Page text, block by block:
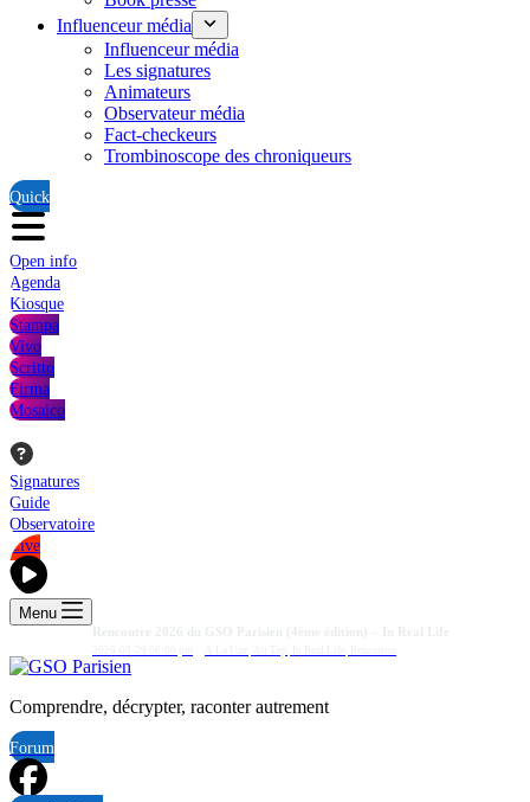
Influenceur média
Influenceur média
Les signatures
Animateurs
Observateur média
Fact-checkeurs
Trombinoscope des chroniqueurs
Quick
Open info
Agenda
Kiosque
Stampa
Vivo
Scritto
Firma
Mosaico
Signatures
Guide
Observatoire
Live
Menu
Comprendre, décrypter, raconter autrement
Forum